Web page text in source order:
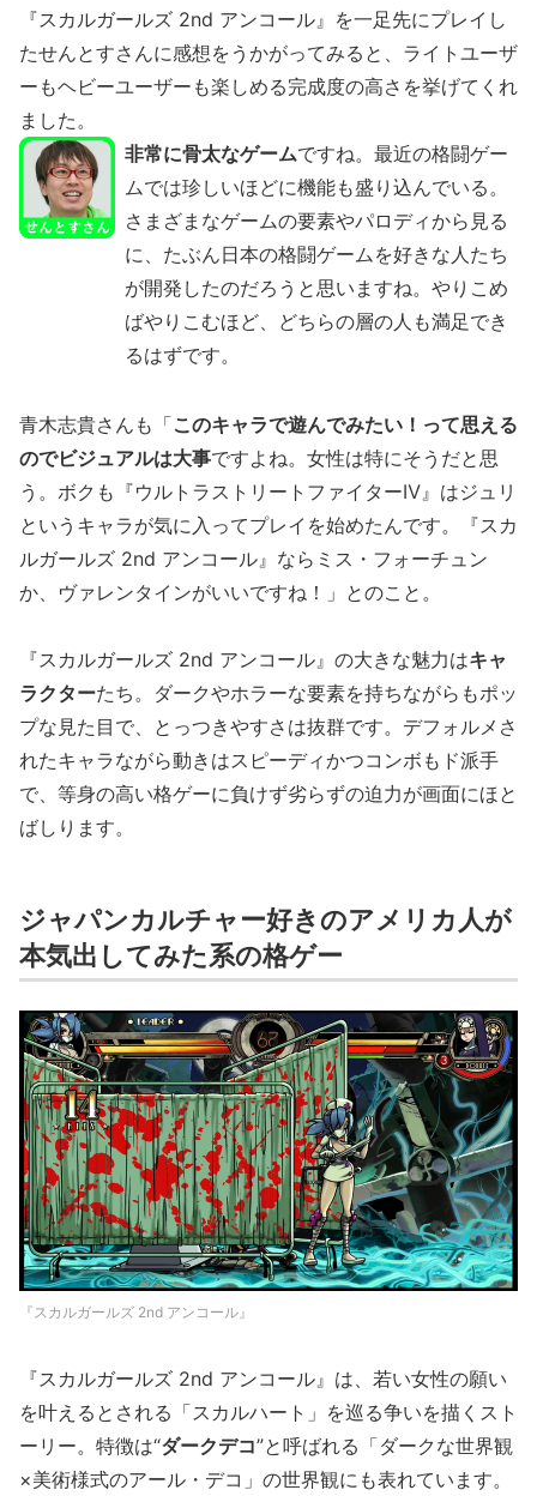
『スカルガールズ 2nd アンコール』を一足先にプレイし
たせんとすさんに感想をうかがってみると、ライトユーザ
ーもヘビーユーザーも楽しめる完成度の高さを挙げてくれ
ました。
非常に骨太なゲームですね。最近の格闘ゲー
ムでは珍しいほどに機能も盛り込んでいる。
さまざまなゲームの要素やパロディから見る
に、たぶん日本の格闘ゲームを好きな人たち
が開発したのだろうと思いますね。やりこめ
ばやりこむほど、どちらの層の人も満足でき
るはずです。
青木志貴さんも「このキャラで遊んでみたい！って思える
のでビジュアルは大事ですよね。女性は特にそうだと思
う。ボクも『ウルトラストリートファイターⅣ』はジュリ
というキャラが気に入ってプレイを始めたんです。『スカ
ルガールズ 2nd アンコール』ならミス・フォーチュン
か、ヴァレンタインがいいですね！」とのこと。
『スカルガールズ 2nd アンコール』の大きな魅力はキャ
ラクターたち。ダークやホラーな要素を持ちながらもポッ
プな見た目で、とっつきやすさは抜群です。デフォルメさ
れたキャラながら動きはスピーディかつコンボもド派手
で、等身の高い格ゲーに負けず劣らずの迫力が画面にほと
ばしります。
ジャパンカルチャー好きのアメリカ人が
本気出してみた系の格ゲー
『スカルガールズ 2nd アンコール』
『スカルガールズ 2nd アンコール』は、若い女性の願い
を叶えるとされる「スカルハート」を巡る争いを描くスト
ーリー。特徴は“ダークデコ”と呼ばれる「ダークな世界観
×美術様式のアール・デコ」の世界観にも表れています。